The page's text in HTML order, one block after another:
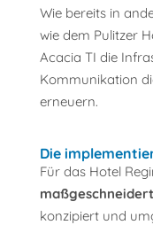
Wie bereits in
wie dem Pulitzer
Acacia TI die
Kommunikation
erneuern.
Die
Für das Hotel
konzipiert und